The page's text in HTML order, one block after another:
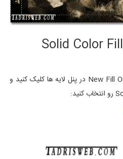
گام11: یک لایه ی Solid Color Fill
روی ایکن New Fill Or Adjustment Layer در پنل لایه ها کلیک کنید و